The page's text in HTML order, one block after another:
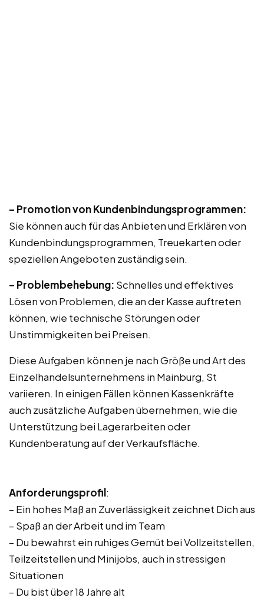
– Promotion von Kundenbindungsprogrammen:
Sie können auch für das Anbieten und Erklären von
Kundenbindungsprogrammen, Treuekarten oder
speziellen Angeboten zuständig sein.
– Problembehebung: Schnelles und effektives
Lösen von Problemen, die an der Kasse auftreten
können, wie technische Störungen oder
Unstimmigkeiten bei Preisen.
Diese Aufgaben können je nach Größe und Art des
Einzelhandelsunternehmens in Mainburg, St
variieren. In einigen Fällen können Kassenkräfte
auch zusätzliche Aufgaben übernehmen, wie die
Unterstützung bei Lagerarbeiten oder
Kundenberatung auf der Verkaufsfläche.
Anforderungsprofil:
– Ein hohes Maß an Zuverlässigkeit zeichnet Dich aus
– Spaß an der Arbeit und im Team
– Du bewahrst ein ruhiges Gemüt bei Vollzeitstellen,
Teilzeitstellen und Minijobs, auch in stressigen
Situationen
– Du bist über 18 Jahre alt